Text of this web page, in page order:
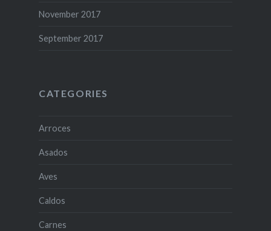
November 2017
September 2017
CATEGORIES
Arroces
Asados
Aves
Caldos
Carnes